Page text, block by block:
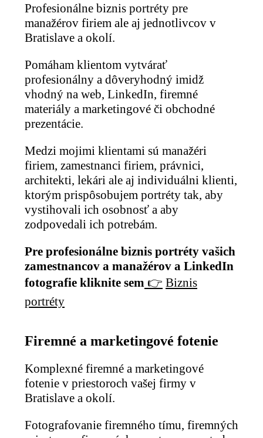
Profesionálne biznis portréty pre
manažérov firiem ale aj jednotlivcov v
Bratislave a okolí.
Pomáham klientom vytvárať
profesionálny a dôveryhodný imidž
vhodný na web, LinkedIn, firemné
materiály a marketingové či obchodné
prezentácie.
Medzi mojimi klientami sú manažéri
firiem, zamestnanci firiem, právnici,
architekti, lekári ale aj individuálni klienti,
ktorým prispôsobujem portréty tak, aby
vystihovali ich osobnosť a aby
zodpovedali ich potrebám.
Pre profesionálne biznis portréty vašich
zamestnancov a manažérov a LinkedIn
fotografie kliknite sem 👉 Biznis
portréty
Firemné a marketingové fotenie
Komplexné firemné a marketingové
fotenie v priestoroch vašej firmy v
Bratislave a okolí.
Fotografovanie firemného tímu, firemných